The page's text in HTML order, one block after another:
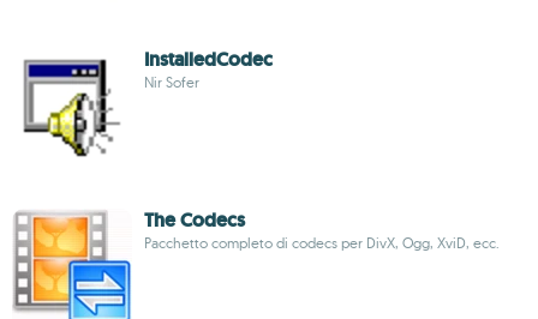
InstalledCodec
Nir Sofer
The Codecs
Pacchetto completo di codecs per DivX, Ogg, XviD, ecc.